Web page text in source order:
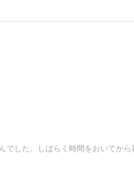
でした。しばらく時間をおいてから